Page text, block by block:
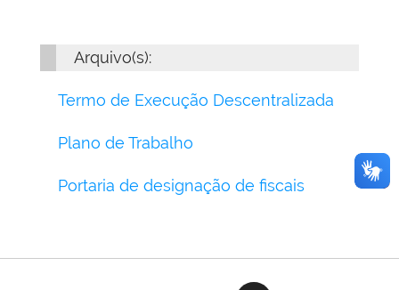
Arquivo(s):
Termo de Execução Descentralizada
Plano de Trabalho
Portaria de designação de fiscais